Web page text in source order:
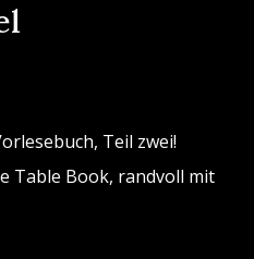
Teil zwei!
Table Book, randvoll mit